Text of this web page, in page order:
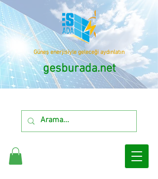
Güneş enerjisiyle geleceği aydınlatın
gesburada.net